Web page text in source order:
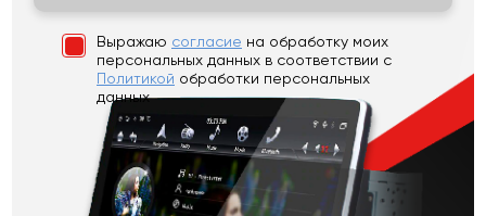
Выражаю согласие на обработку моих
персональных данных в соответствии с
Политикой обработки персональных
данных